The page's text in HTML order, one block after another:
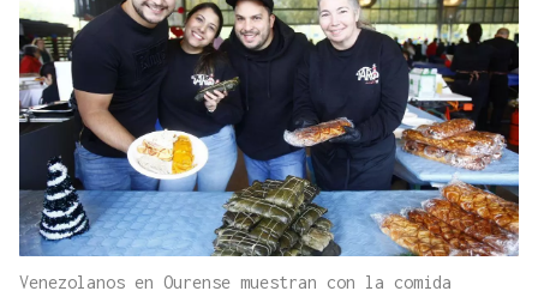
Venezolanos en Ourense muestran con la comida